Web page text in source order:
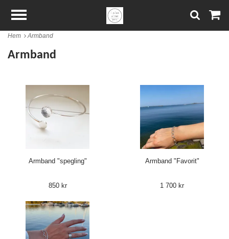
Hem Armband
Armband
Armband "spegling"
850 kr
Armband "Favorit"
1 700 kr